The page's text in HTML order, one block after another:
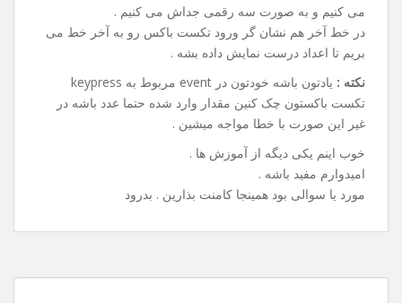
می کنیم و به صورت سه رقمی جداش می کنیم .
در خط آخر هم نشان گر ورود تکست باکس رو به آخر خط می
بریم تا اعداد درست نمایش داده بشه .
نکته :
یادتون باشه خودتون در event مربوط به keypress
تکست باکستون چک کنین مقدار وارد شده حتما عدد باشه در
غیر این صورت با خطا مواجه میشین .
خوب اینم یکی دیگه از آموزش ها .
امیدوارم مفید باشه .
مورد یا سوالی بود همینجا کامنت بذارین . بدرود